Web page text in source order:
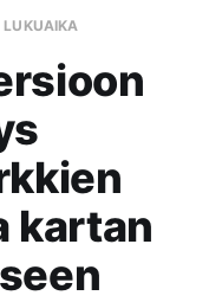
LUKUAIKA
kartan